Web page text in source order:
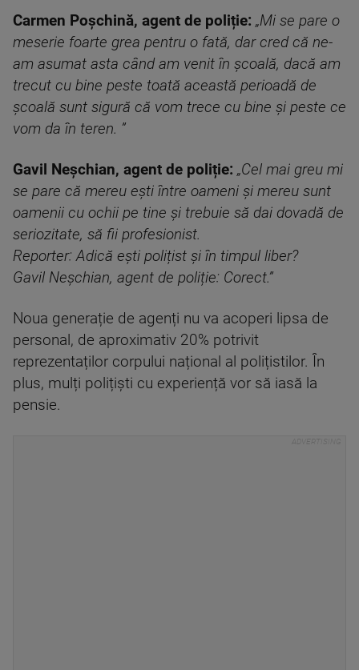
Carmen Poșchină, agent de poliție: „Mi se pare o
meserie foarte grea pentru o fată, dar cred că ne-
am asumat asta când am venit în școală, dacă am
trecut cu bine peste toată această perioadă de
școală sunt sigură că vom trece cu bine și peste ce
vom da în teren. ”
Gavil Neșchian, agent de poliție: „Cel mai greu mi
se pare că mereu ești între oameni și mereu sunt
oamenii cu ochii pe tine și trebuie să dai dovadă de
seriozitate, să fii profesionist.
Reporter: Adică ești polițist și în timpul liber?
Gavil Neșchian, agent de poliție: Corect.”
Noua generație de agenți nu va acoperi lipsa de
personal, de aproximativ 20% potrivit
reprezentaților corpului național al polițistilor. În
plus, mulți polițiști cu experiență vor să iasă la
pensie.